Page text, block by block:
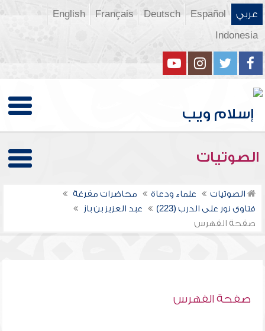
عربي Español
Deutsch
Français
English
Indonesia
الصوتيات
الصوتيات علماء ودعاة
محاضرات مفرغة
فتاوى نور على الدرب (223)
عبد العزيز بن باز
صفحة الفهرس
صفحة الفهرس